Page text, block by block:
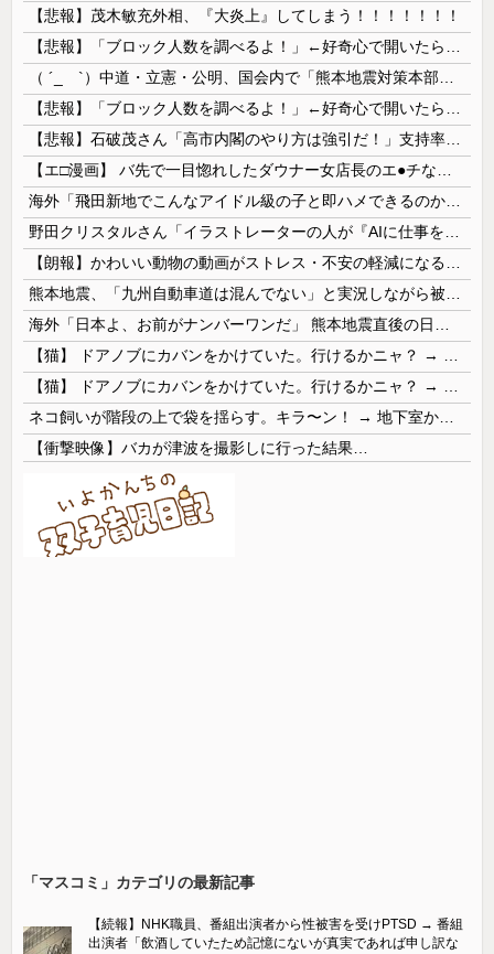
【悲報】茂木敏充外相、『大炎上』してしまう！！！！！！！
【衝撃映像】バカが津波を撮影しに行った結果…
「マスコミ」カテゴリの最新記事
【続報】NHK職員、番組出演者から性被害を受けPTSD → 番組
出演者「飲酒していたため記憶にないが真実であれば申し訳な